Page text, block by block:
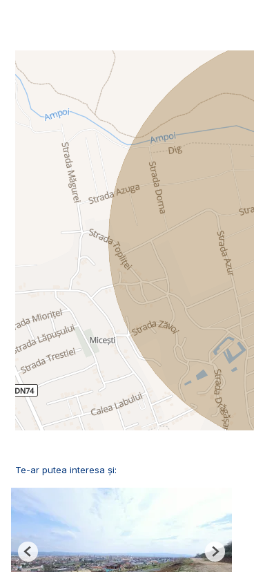
Te-ar putea interesa și:
Previous Next